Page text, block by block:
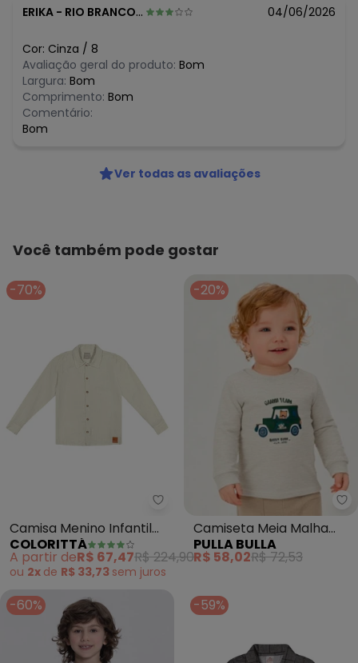
agosto/2026
N/D*
junho/2026
maio/2026
abril/2026
março/2026
fevereiro/2026
ERIKA - RIO BRANCO - AC 04/06/2026
Cor: Cinza / 8
Avaliação geral do produto: Bom
Largura: Bom
Comprimento: Bom
Comentário:
Bom
Ver todas as avaliações
Você também pode gostar
-70%
Colorittá - Camisa Menino
Camisa Menino Infantil
(Cinza)
COLORITTÁ
A partir deR$ 67,47R$ 224,90
ou 2x de R$ 33,73 sem juros
-20%
Camiseta Meia Malha
(Mescla)
PULLA BULLA
R$ 58,02R$ 72,53
-60% -59%